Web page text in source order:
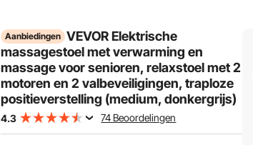
Aanbiedingen VEVOR Elektrische
massagestoel met verwarming en
massage voor senioren, relaxstoel met 2
motoren en 2 valbeveiligingen, traploze
positieverstelling (medium, donkergrijs)
4.3 74 Beoordelingen